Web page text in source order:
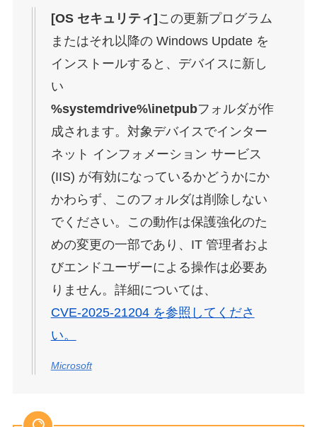
[OS セキュリティ] この更新プログラム
またはそれ以降の Windows Update を
インストールすると、デバイスに新し
い
%systemdrive%\inetpubフォルダが作
成されます。対象デバイスでインター
ネット インフォメーション サービス
(IIS) が有効になっているかどうかにか
かわらず、このフォルダは削除しない
でください。この動作は保護強化のた
めの変更の一部であり、IT 管理者およ
びエンドユーザーによる操作は必要あ
りません。詳細については、
CVE-2025-21204 を参照してくださ
い。
Microsoft